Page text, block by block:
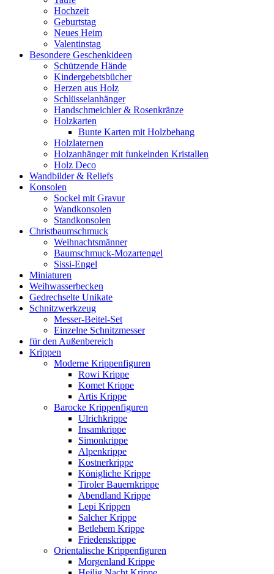
Hochzeit
Geburtstag
Neues Heim
Valentinstag
Besondere Geschenkideen
Schützende Hände
Kindergebetsbücher
Herzen aus Holz
Schlüsselanhänger
Handschmeichler & Rosenkränze
Holzkarten
Bunte Karten mit Holzbehang
Holzlaternen
Holzanhänger mit funkelnden Kristallen
Holz Deco
Wandbilder & Reliefs
Konsolen
Sockel mit Gravur
Wandkonsolen
Standkonsolen
Christbaumschmuck
Weihnachtsmänner
Baumschmuck-Mozartengel
Sissi-Engel
Miniaturen
Weihwasserbecken
Gedrechselte Unikate
Schnitzwerkzeug
Messer-Beitel-Set
Einzelne Schnitzmesser
für den Außenbereich
Krippen
Moderne Krippenfiguren
Rowi Krippe
Komet Krippe
Artis Krippe
Barocke Krippenfiguren
Ulrichkrippe
Insamkrippe
Simonkrippe
Alpenkrippe
Kostnerkrippe
Königliche Krippe
Tiroler Bauernkrippe
Abendland Krippe
Lepi Krippen
Salcher Krippe
Betlehem Krippe
Friedenskrippe
Orientalische Krippenfiguren
Morgenland Krippe